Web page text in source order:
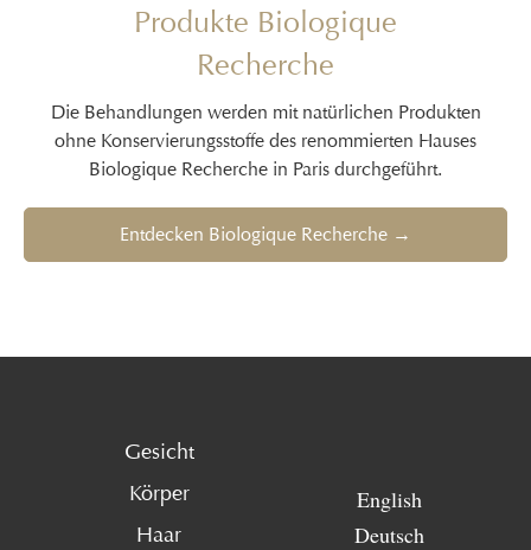
Produkte Biologique
Recherche
Die Behandlungen werden mit natürlichen Produkten
ohne Konservierungsstoffe des renommierten Hauses
Biologique Recherche in Paris durchgeführt.
Entdecken Biologique Recherche →
Gesicht
Körper
Haar
English
Deutsch